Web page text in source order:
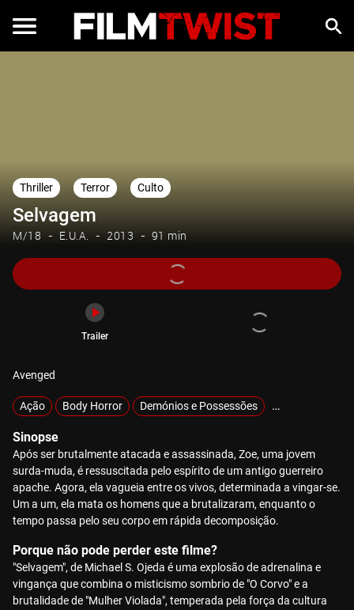
Thriller Terror Culto
Selvagem
M/18 E.U.A. 2013 91 min
Trailer
Avenged
Ação Body Horror Demónios e Possessões Exclusivos
Sinopse
Após ser brutalmente atacada e assassinada, Zoe, uma jovem
surda-muda, é ressuscitada pelo espírito de um antigo guerreiro
apache. Agora, ela vagueia entre os vivos, determinada a vingar-se.
Um a um, ela mata os homens que a brutalizaram, enquanto o
tempo passa pelo seu corpo em rápida decomposição.
Porque não pode perder este filme?
"Selvagem", de Michael S. Ojeda é uma explosão de adrenalina e
vingança que combina o misticismo sombrio de "O Corvo" e a
brutalidade de "Mulher Violada", temperada pela força da cultura